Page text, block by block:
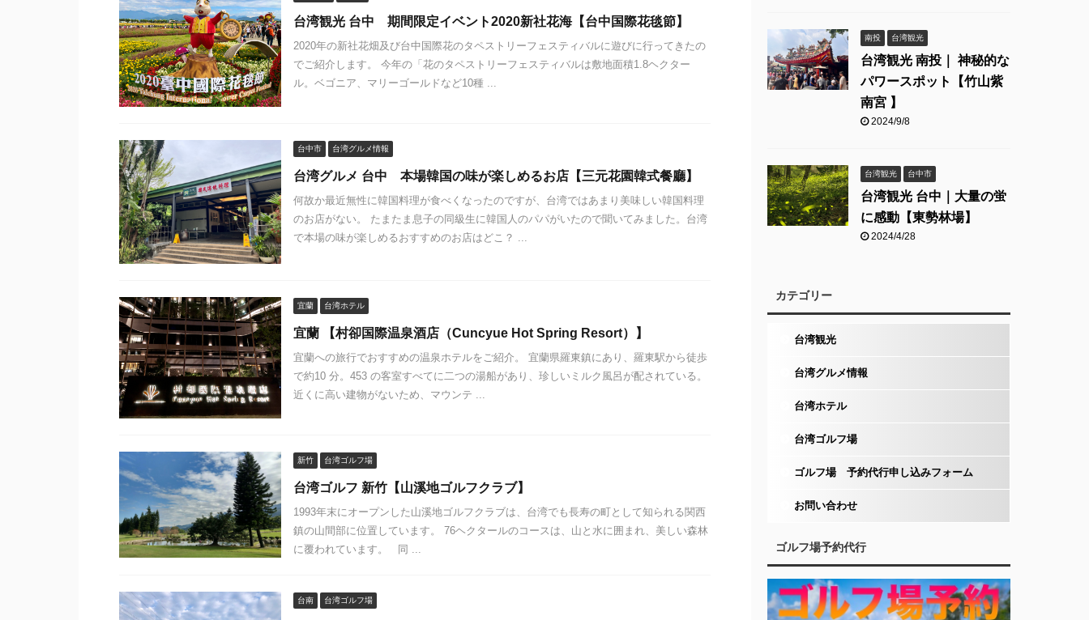
台湾観光 台中 期間限定イベント2020新社花海【台中国際花毯節】
2020年の新社花畑及び台中国際花のタペストリーフェスティバルに遊びに行ってきたの
でご紹介します。 今年の「花のタペストリーフェスティバルは敷地面積1.8ヘクター
ル。ベゴニア、マリーゴールドなど10種 ...
台中市 台湾グルメ情報
台湾グルメ 台中 本場韓国の味が楽しめるお店【三元花園韓式餐廳】
何故か最近無性に韓国料理が食べくなったのですが、台湾ではあまり美味しい韓国料理
のお店がない。 たまたま息子の同級生に韓国人のパパがいたので聞いてみました。台湾
で本場の味が楽しめるおすすめのお店はどこ？ ...
宜蘭 台湾ホテル
宜蘭 【村卻国際温泉酒店（Cuncyue Hot Spring Resort）】
宜蘭への旅行でおすすめの温泉ホテルをご紹介。 宜蘭県羅東鎮にあり、羅東駅から徒歩
で約10 分。453 の客室すべてに二つの湯船があり、珍しいミルク風呂が配されている。
近くに高い建物がないため、マウンテ ...
新竹 台湾ゴルフ場
台湾ゴルフ 新竹【山溪地ゴルフクラブ】
1993年末にオープンした山溪地ゴルフクラブは、台湾でも長寿の町として知られる関西
鎮の山間部に位置しています。 76ヘクタールのコースは、山と水に囲まれ、美しい森林
に覆われています。 同 ...
台南 台湾ゴルフ場
南投 台湾観光
台湾観光 南投｜ 神秘的な
パワースポット【竹山紫
南宮 】
2024/9/8
台湾観光 台中市
台湾観光 台中｜大量の蛍
に感動【東勢林場】
2024/4/28
カテゴリー
台湾観光
台湾グルメ情報
台湾ホテル
台湾ゴルフ場
ゴルフ場 予約代行申し込みフォーム
お問い合わせ
ゴルフ場予約代行